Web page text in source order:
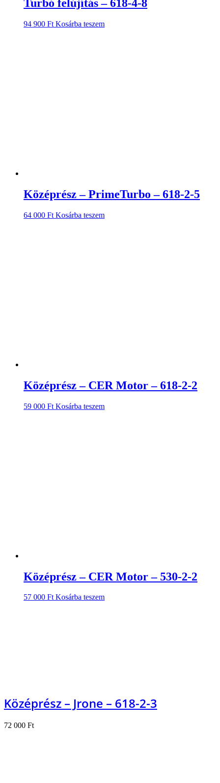
Turbó felújítás – 618-4-8
94 900 Ft Kosárba teszem
Középrész – PrimeTurbo – 618-2-5
64 000 Ft Kosárba teszem
Középrész – CER Motor – 618-2-2
59 000 Ft Kosárba teszem
Középrész – CER Motor – 530-2-2
57 000 Ft Kosárba teszem
Középrész – Jrone – 618-2-3
72 000 Ft